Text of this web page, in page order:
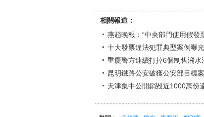
相關報道：
燕趙晚報：“中央部門使用假發
十大發票違法犯罪典型案例曝光
重慶警方連續打掉6個制售潲水
昆明鐵路公安破獲公安部目標
天津集中公開銷毀近1000萬份